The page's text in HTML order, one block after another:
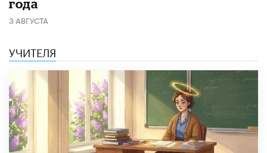
года
3 АВГУСТА
УЧИТЕЛЯ